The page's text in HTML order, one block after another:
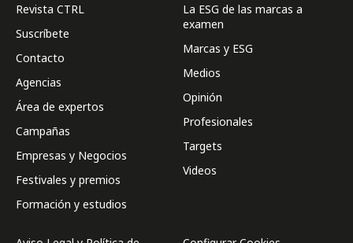
Revista CTRL
Suscríbete
Contacto
Agencias
Área de expertos
Campañas
Empresas y Negocios
Festivales y premios
Formación y estudios
La ESG de las marcas a
examen
Marcas y ESG
Medios
Opinión
Profesionales
Targets
Videos